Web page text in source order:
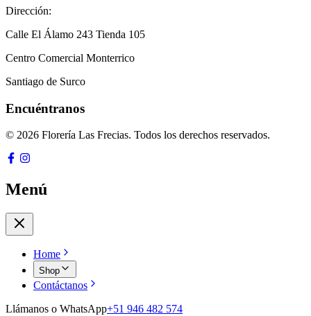
Dirección:
Calle El Álamo 243 Tienda 105
Centro Comercial Monterrico
Santiago de Surco
Encuéntranos
© 2026 Florería Las Frecias. Todos los derechos reservados.
Menú
Home
Shop
Contáctanos
Llámanos o WhatsApp+51 946 482 574